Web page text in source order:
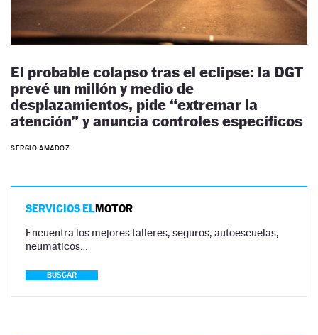
El probable colapso tras el eclipse: la DGT
prevé un millón y medio de
desplazamientos, pide “extremar la
atención” y anuncia controles específicos
SERGIO AMADOZ
SERVICIOS ELMOTOR
Encuentra los mejores talleres, seguros, autoescuelas,
neumáticos…
BUSCAR